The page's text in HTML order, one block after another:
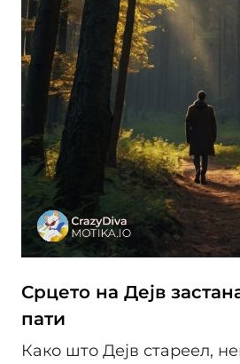
Срцето на Дејв
пати
Како што Дејв стареел,